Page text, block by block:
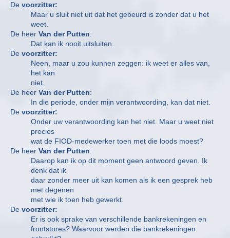
De voorzitter:
Maar u sluit niet uit dat het gebeurd is zonder dat u het
weet.
De heer Van der Putten:
Dat kan ik nooit uitsluiten.
De voorzitter:
Neen, maar u zou kunnen zeggen: ik weet er alles van,
het kan
niet.
De heer Van der Putten:
In die periode, onder mijn verantwoording, kan dat niet.
De voorzitter:
Onder uw verantwoording kan het niet. Maar u weet niet
precies
wat de FIOD-medewerker toen met die loods moest?
De heer Van der Putten:
Daarop kan ik op dit moment geen antwoord geven. Ik
denk dat ik
daar zonder meer uit kan komen als ik een gesprek heb
met degenen
met wie ik toen heb gewerkt.
De voorzitter:
Er is ook sprake van verschillende bankrekeningen en
frontstores? Waarvoor werden die bankrekeningen